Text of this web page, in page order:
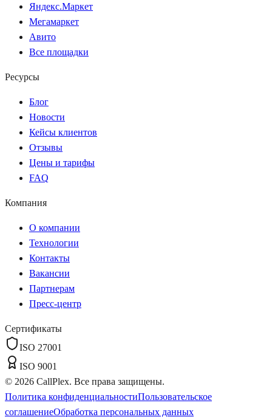
Яндекс.Маркет
Мегамаркет
Авито
Все площадки
Ресурсы
Блог
Новости
Кейсы клиентов
Отзывы
Цены и тарифы
FAQ
Компания
О компании
Технологии
Контакты
Вакансии
Партнерам
Пресс-центр
Сертификаты
ISO 27001
ISO 9001
© 2026 CallPlex. Все права защищены.
Политика конфиденциальностиПользовательское
соглашениеОбработка персональных данных